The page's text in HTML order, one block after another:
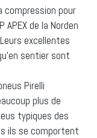
compression pour
APEX de la Norden
excellentes
sentier sont
Pirelli
plus de
typiques des
ils se comportent